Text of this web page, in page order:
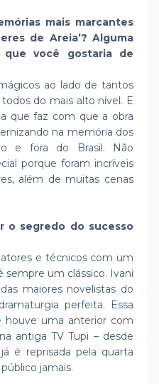
mais marcantes
de Areia’? Alguma
que você gostaria de
ao lado de tantos
do mais alto nível. E
que faz com que a obra
na memória dos
e fora do Brasil. Não
porque foram incríveis
além de muitas cenas
o segredo do sucesso
e técnicos com um
sempre um clássico. Ivani
maiores novelistas do
perfeita. Essa
houve uma anterior com
antiga TV Tupi – desde
é reprisada pela quarta
jamais.